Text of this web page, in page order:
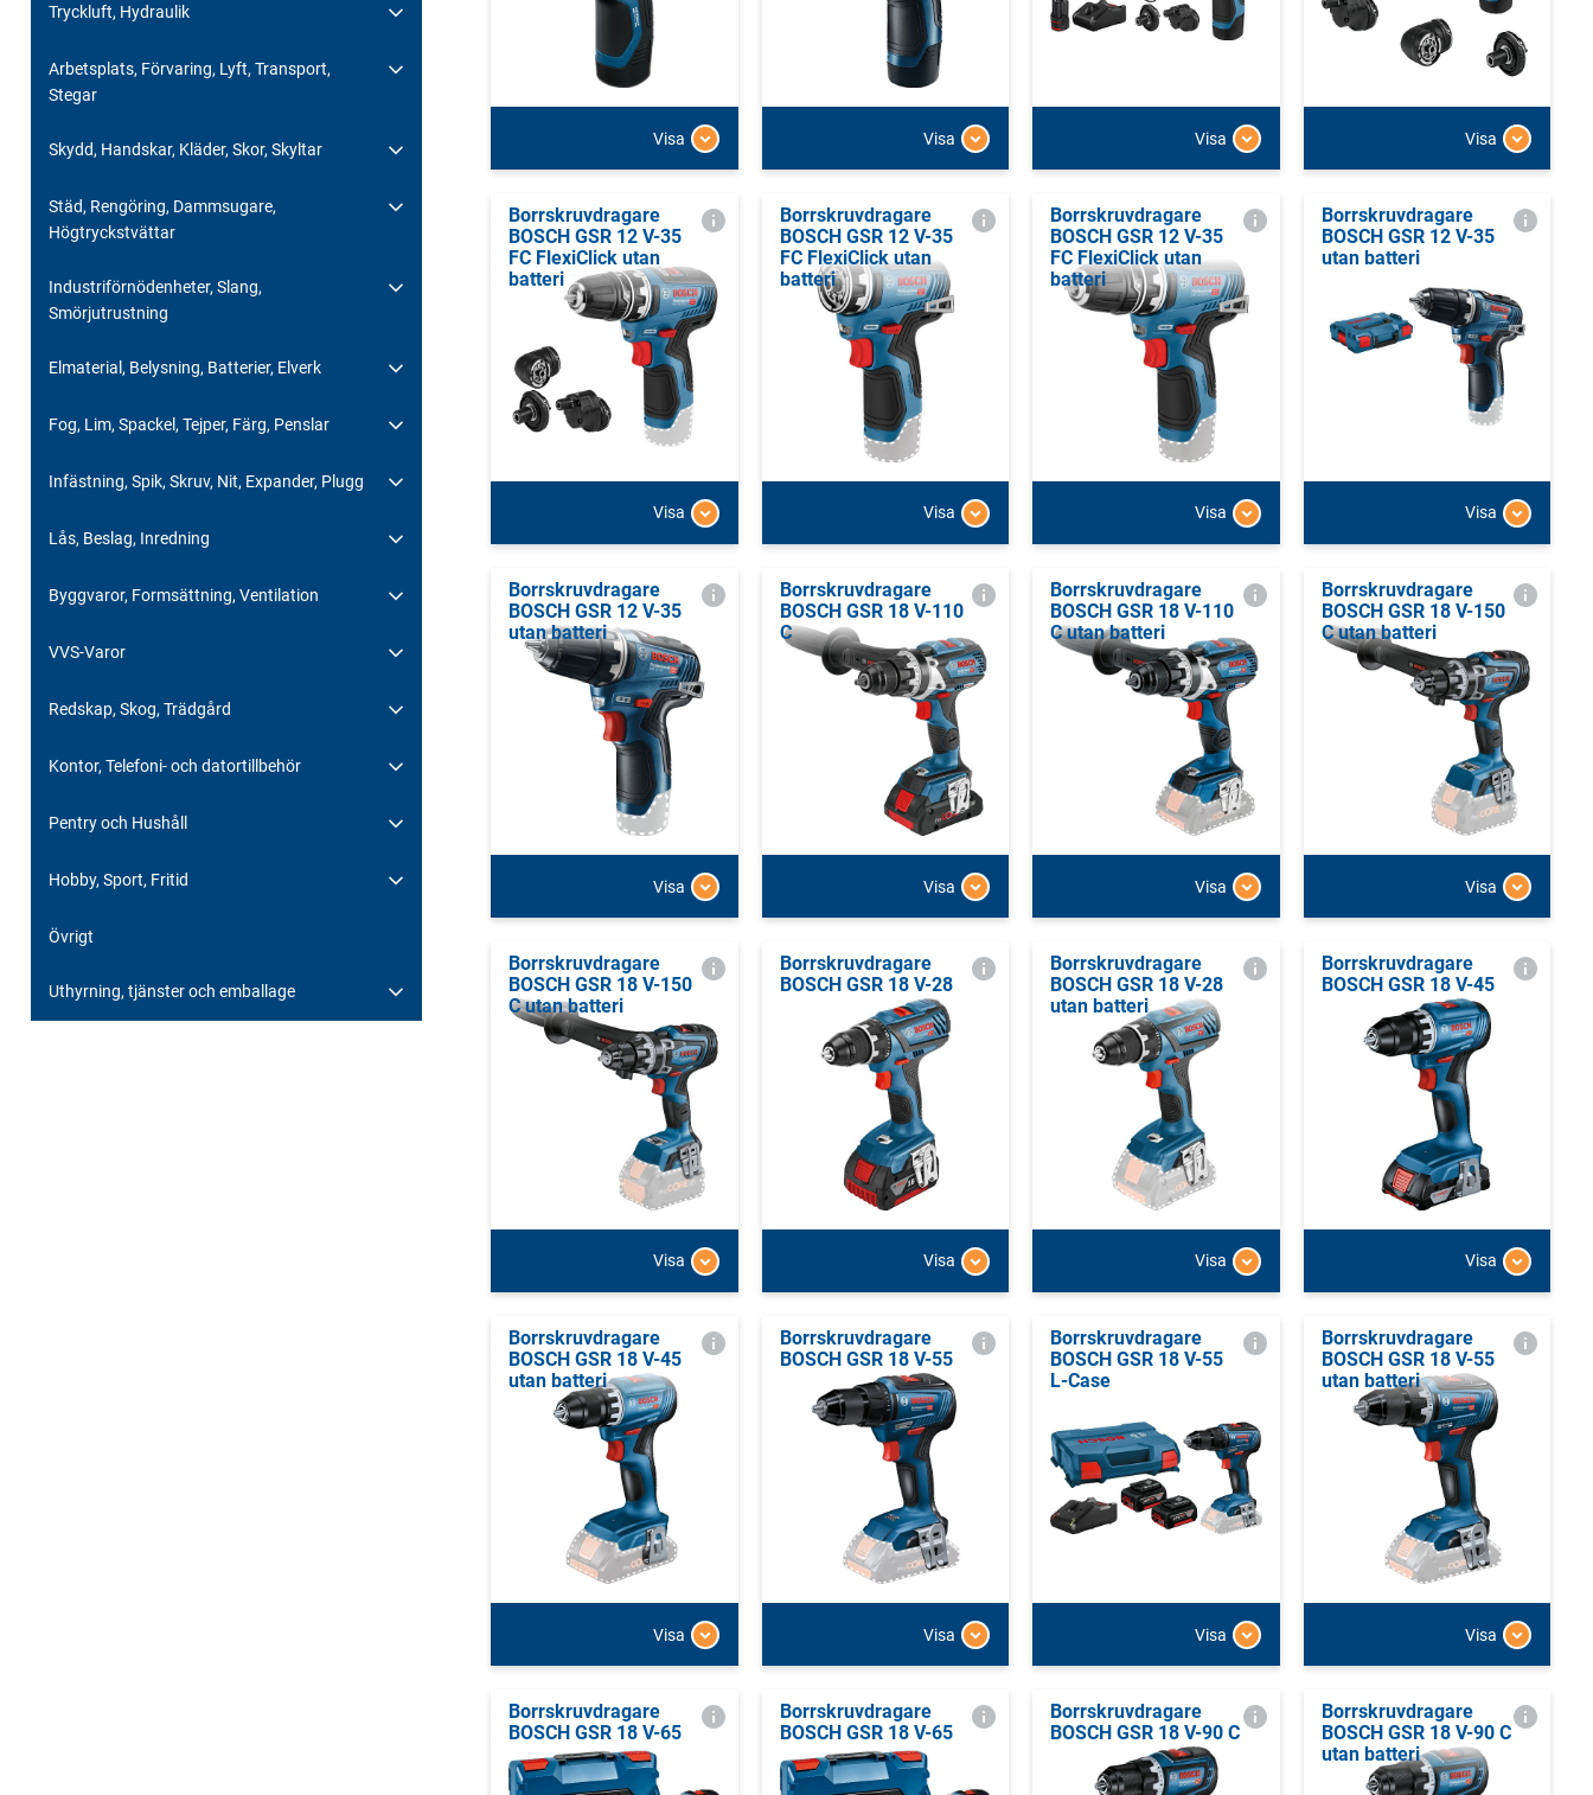
Tryckluft, Hydraulik
Arbetsplats, Förvaring, Lyft, Transport,
Stegar
Skydd, Handskar, Kläder, Skor, Skyltar
Städ, Rengöring, Dammsugare,
Högtryckstvättar
Industriförnödenheter, Slang,
Smörjutrustning
Elmaterial, Belysning, Batterier, Elverk
Fog, Lim, Spackel, Tejper, Färg, Penslar
Infästning, Spik, Skruv, Nit, Expander, Plugg
Lås, Beslag, Inredning
Byggvaror, Formsättning, Ventilation
VVS-Varor
Redskap, Skog, Trädgård
Kontor, Telefoni- och datortillbehör
Pentry och Hushåll
Hobby, Sport, Fritid
Övrigt
Uthyrning, tjänster och emballage
Visa Visa Visa Visa
Borrskruvdragare
BOSCH GSR 12 V-35
FC FlexiClick utan
batteri
Visa
Borrskruvdragare
BOSCH GSR 12 V-35
FC FlexiClick utan
batteri
Visa
Borrskruvdragare
BOSCH GSR 12 V-35
FC FlexiClick utan
batteri
Visa
Borrskruvdragare
BOSCH GSR 12 V-35
utan batteri
Visa
Borrskruvdragare
BOSCH GSR 12 V-35
utan batteri
Visa
Borrskruvdragare
BOSCH GSR 18 V-110
C
Visa
Borrskruvdragare
BOSCH GSR 18 V-110
C utan batteri
Visa
Borrskruvdragare
BOSCH GSR 18 V-150
C utan batteri
Visa
Borrskruvdragare
BOSCH GSR 18 V-150
C utan batteri
Visa
Borrskruvdragare
BOSCH GSR 18 V-28
Visa
Borrskruvdragare
BOSCH GSR 18 V-28
utan batteri
Visa
Borrskruvdragare
BOSCH GSR 18 V-45
Visa
Borrskruvdragare
BOSCH GSR 18 V-45
utan batteri
Visa
Borrskruvdragare
BOSCH GSR 18 V-55
Visa
Borrskruvdragare
BOSCH GSR 18 V-55
L-Case
Visa
Borrskruvdragare
BOSCH GSR 18 V-55
utan batteri
Visa
Borrskruvdragare
BOSCH GSR 18 V-65
Borrskruvdragare
BOSCH GSR 18 V-65
Borrskruvdragare
BOSCH GSR 18 V-90 C
Borrskruvdragare
BOSCH GSR 18 V-90 C
utan batteri